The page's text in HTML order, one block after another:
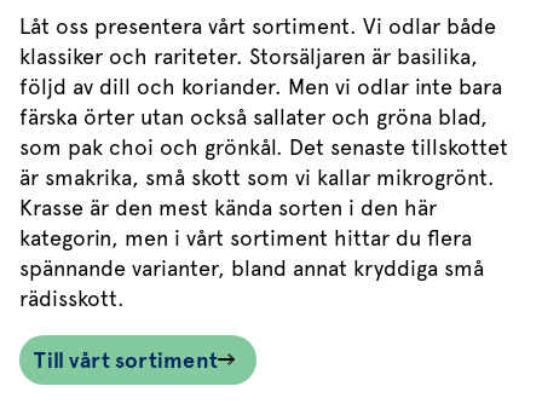
Låt oss presentera vårt sortiment. Vi odlar både
klassiker och rariteter. Storsäljaren är basilika,
följd av dill och koriander. Men vi odlar inte bara
färska örter utan också sallater och gröna blad,
som pak choi och grönkål. Det senaste tillskottet
är smakrika, små skott som vi kallar mikrogrönt.
Krasse är den mest kända sorten i den här
kategorin, men i vårt sortiment hittar du flera
spännande varianter, bland annat kryddiga små
rädisskott.
Till vårt sortiment